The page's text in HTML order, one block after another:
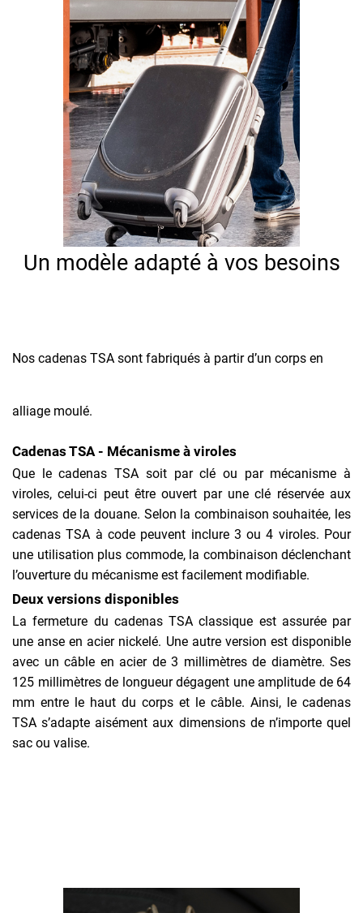
Un modèle adapté à vos besoins
Nos cadenas TSA sont fabriqués à partir d’un corps en
alliage moulé.
Cadenas TSA - Mécanisme à viroles
Que le cadenas TSA soit par clé ou par mécanisme à
viroles, celui-ci peut être ouvert par une clé réservée aux
services de la douane. Selon la combinaison souhaitée, les
cadenas TSA à code peuvent inclure 3 ou 4 viroles. Pour
une utilisation plus commode, la combinaison déclenchant
l’ouverture du mécanisme est facilement modifiable.
Deux versions disponibles
La fermeture du cadenas TSA classique est assurée par
une anse en acier nickelé. Une autre version est disponible
avec un câble en acier de 3 millimètres de diamètre. Ses
125 millimètres de longueur dégagent une amplitude de 64
mm entre le haut du corps et le câble. Ainsi, le cadenas
TSA s’adapte aisément aux dimensions de n’importe quel
sac ou valise.